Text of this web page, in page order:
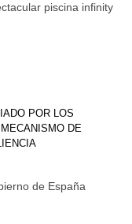
piscina infinity
POR LOS
DE